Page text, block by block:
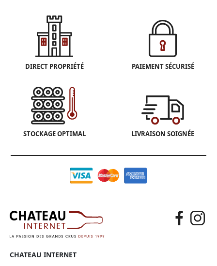
DIRECT PROPRIÉTÉ PAIEMENT SÉCURISÉ
STOCKAGE OPTIMAL LIVRAISON SOIGNÉE
CHATEAU INTERNET